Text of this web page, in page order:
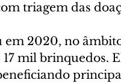
triagem das
em 2020, no
mil brinquedos.